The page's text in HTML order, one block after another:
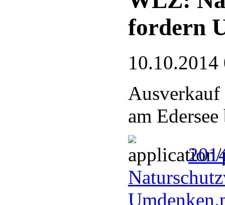
fordern
10.10.2014
Ausverkauf
am